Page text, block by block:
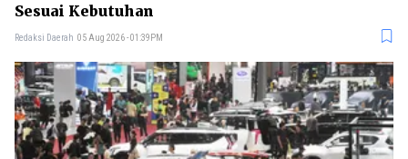
Sesuai Kebutuhan
Redaksi Daerah 05 Aug 2026 - 01:39PM